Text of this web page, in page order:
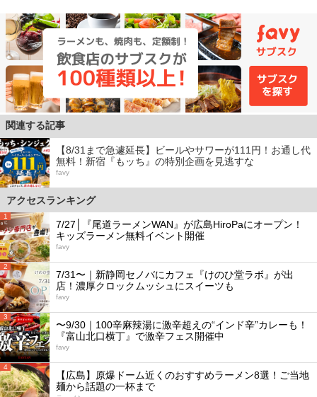
関連する記事
【8/31まで急遽延長】ビールやサワーが111円！お通し代
無料！新宿『もッち』の特別企画を見逃すな
favy
アクセスランキング
1
7/27│『尾道ラーメンWAN』が広島HiroPaにオープン！
キッズラーメン無料イベント開催
favy
2
7/31〜｜新静岡セノバにカフェ『けのひ堂ラボ』が出
店！濃厚クロックムッシュにスイーツも
favy
3
〜9/30｜100辛麻辣湯に激辛超えの“インド辛”カレーも！
『富山北口横丁』で激辛フェス開催中
favy
4
【広島】原爆ドーム近くのおすすめラーメン8選！ご当地
麺から話題の一杯まで